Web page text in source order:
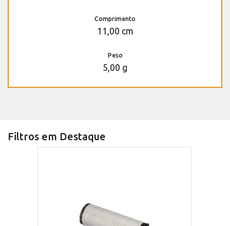
Comprimento
11,00 cm
Peso
5,00 g
Filtros em Destaque